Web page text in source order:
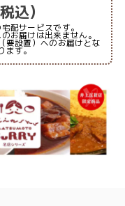
税込）
配サービスです。
お届けは出来ません。
要設置）へのお届けとな
ます。